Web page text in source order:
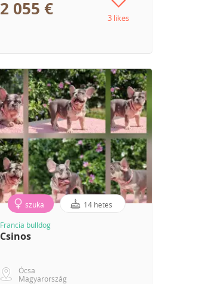
2 055 € 3 likes
szuka 14 hetes
Francia bulldog
Csinos
Ócsa
Magyarország